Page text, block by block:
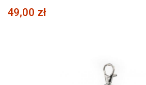
49,00 zł